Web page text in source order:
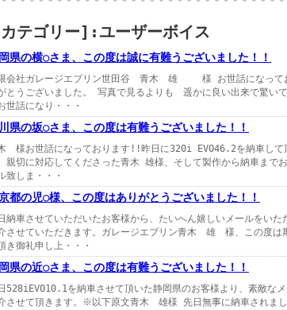
テゴリー]:ユーザーボイス
県の横○さま、この度は誠に有難うございました！！
会社ガレージエブリン世田谷 青木 雄 様 お世話になっ
とうございました。 写真で見るよりも 遥かに良い出来で驚い
世話になり・・・
県の坂○さま、この度は有難うございました！！
様お世話になっております!!昨日に320i EVO46.2を納車して
親切に対応してくださった青木 雄様、そして製作から納車まで
致しま・・・
都の児○様、この度はありがとうございました！！
納車させていただいたお客様から、たいへん嬉しいメールをい
させていただきます。ガレージエブリン青木 雄 様、この度は
き御礼申し上・・・
県の近○さま、この度は有難うございました！！
528iEVO10.1を納車させて頂いた静岡県のお客様より、素敵な
させて頂きます。※以下原文青木 雄様 先日無事に納車されま